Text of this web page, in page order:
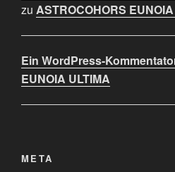
zu ASTROCOHORS
Ein WordPress-
EUNOIA ULTIMA
META